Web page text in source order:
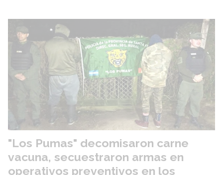
"Los Pumas" decomisaron carne
vacuna, secuestraron armas en
operativos preventivos en los